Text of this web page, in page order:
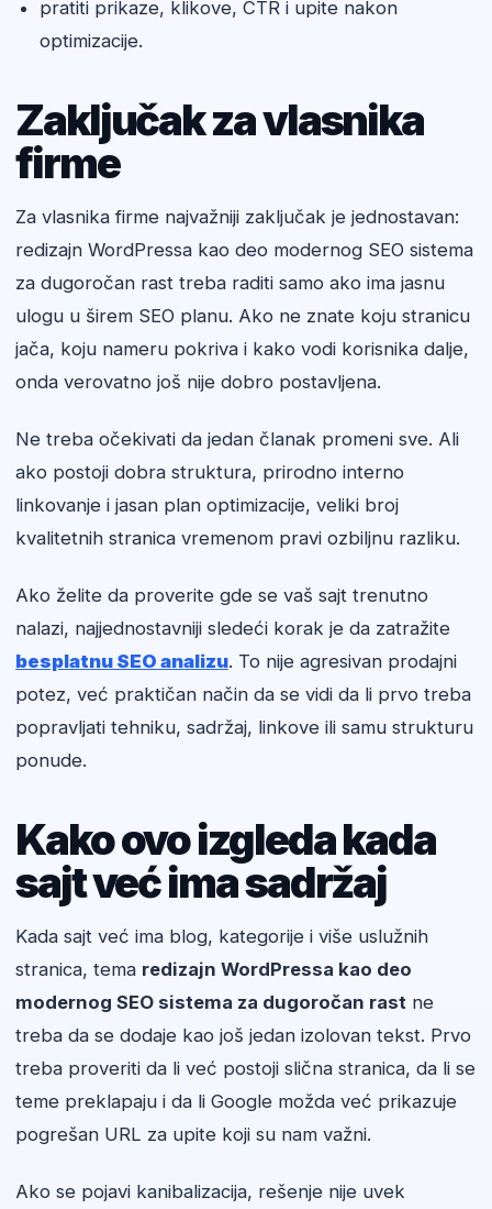
pratiti prikaze, klikove, CTR i upite nakon
optimizacije.
Zaključak za vlasnika
firme
Za vlasnika firme najvažniji zaključak je jednostavan:
redizajn WordPressa kao deo modernog SEO sistema
za dugoročan rast treba raditi samo ako ima jasnu
ulogu u širem SEO planu. Ako ne znate koju stranicu
jača, koju nameru pokriva i kako vodi korisnika dalje,
onda verovatno još nije dobro postavljena.
Ne treba očekivati da jedan članak promeni sve. Ali
ako postoji dobra struktura, prirodno interno
linkovanje i jasan plan optimizacije, veliki broj
kvalitetnih stranica vremenom pravi ozbiljnu razliku.
Ako želite da proverite gde se vaš sajt trenutno
nalazi, najjednostavniji sledeći korak je da zatražite
besplatnu SEO analizu. To nije agresivan prodajni
potez, već praktičan način da se vidi da li prvo treba
popravljati tehniku, sadržaj, linkove ili samu strukturu
ponude.
Kako ovo izgleda kada
sajt već ima sadržaj
Kada sajt već ima blog, kategorije i više uslužnih
stranica, tema redizajn WordPressa kao deo
modernog SEO sistema za dugoročan rast ne
treba da se dodaje kao još jedan izolovan tekst. Prvo
treba proveriti da li već postoji slična stranica, da li se
teme preklapaju i da li Google možda već prikazuje
pogrešan URL za upite koji su nam važni.
Ako se pojavi kanibalizacija, rešenje nije uvek